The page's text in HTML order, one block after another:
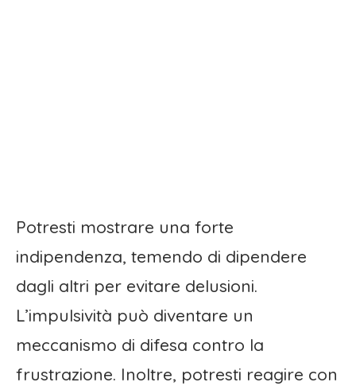
Potresti mostrare una forte
indipendenza, temendo di dipendere
dagli altri per evitare delusioni.
L’impulsività può diventare un
meccanismo di difesa contro la
frustrazione. Inoltre, potresti reagire con